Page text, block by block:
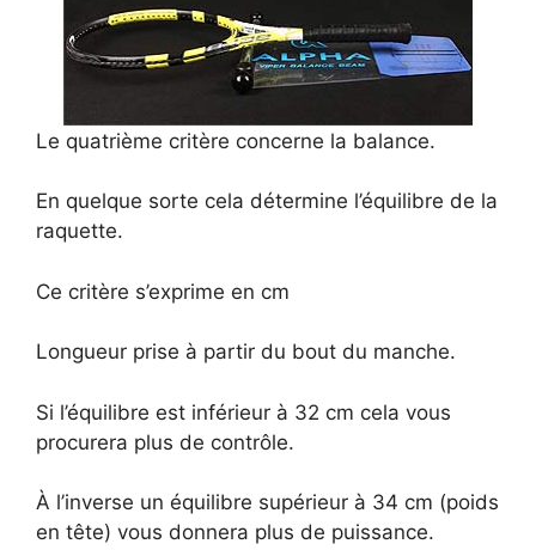
Le quatrième critère concerne la balance.
En quelque sorte cela détermine l’équilibre de la
raquette.
Ce critère s’exprime en cm
Longueur prise à partir du bout du manche.
Si l’équilibre est inférieur à 32 cm cela vous
procurera plus de contrôle.
À l’inverse un équilibre supérieur à 34 cm (poids
en tête) vous donnera plus de puissance.